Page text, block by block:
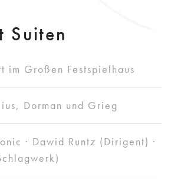
Suiten
im Großen Festspielhaus
Dorman und Grieg
· Dawid Runtz (Dirigent) ·